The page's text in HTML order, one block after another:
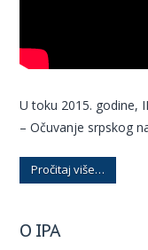
U toku 2015. godine,
– Očuvanje srpskog
Pročitaj više…
O IPA